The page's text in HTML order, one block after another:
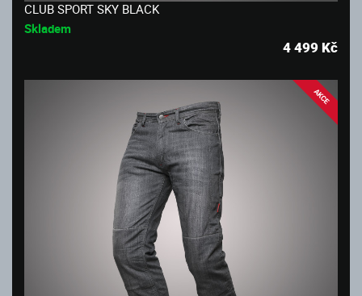
CLUB SPORT SKY BLACK
Skladem
4 499 Kč
AKCE